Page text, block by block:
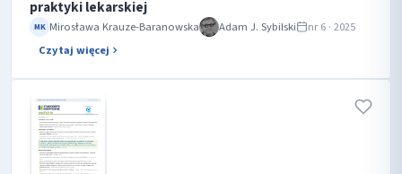
praktyki lekarskiej
MK Mirosława Krauze-Baranowska Adam J. Sybilski
nr 6 · 2025
Czytaj więcej